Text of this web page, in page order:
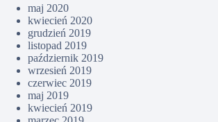
maj 2020
kwiecień 2020
grudzień 2019
listopad 2019
październik 2019
wrzesień 2019
czerwiec 2019
maj 2019
kwiecień 2019